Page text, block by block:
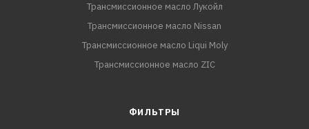
Трансмиссионное масло Лукойл
Трансмиссионное масло Nissan
Трансмиссионное масло Liqui Moly
Трансмиссионное масло ZIC
ФИЛЬТРЫ